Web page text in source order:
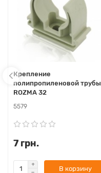
Крепление
полипропиленовой трубы
ROZMA 32
5579
7 грн.
В корзину